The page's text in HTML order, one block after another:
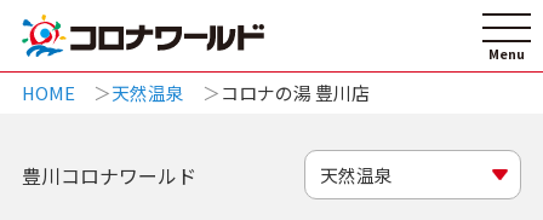
HOME 天然温泉 コロナの湯 豊川店
豊川コロナワールド 天然温泉